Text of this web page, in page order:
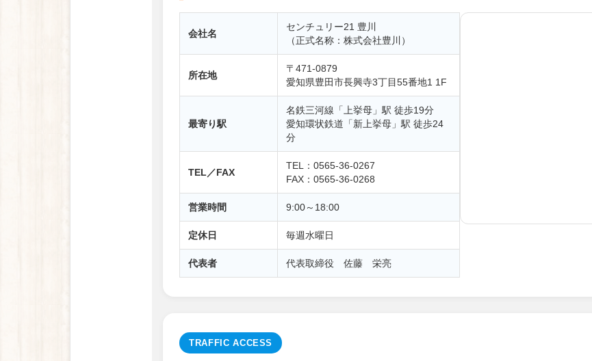
会社名
センチュリー21 豊川
（正式名称：株式会社豊川）
所在地
〒471-0879
愛知県豊田市長興寺3丁目55番地1 1F
最寄り駅
名鉄三河線「上挙母」駅 徒歩19分
愛知環状鉄道「新上挙母」駅 徒歩24
分
TEL／FAX
TEL：0565-36-0267
FAX：0565-36-0268
営業時間 9:00～18:00
定休日 毎週水曜日
代表者 代表取締役 佐藤 栄亮
TRAFFIC ACCESS